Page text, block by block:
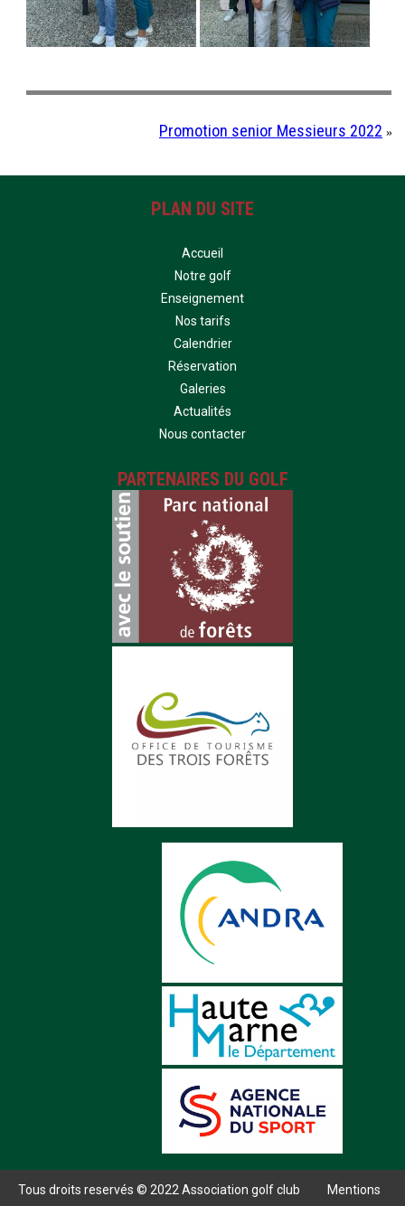
Promotion senior Messieurs 2022 »
PLAN DU SITE
Accueil
Notre golf
Enseignement
Nos tarifs
Calendrier
Réservation
Galeries
Actualités
Nous contacter
PARTENAIRES DU GOLF
Tous droits reservés © 2022 Association golf club
Mentions